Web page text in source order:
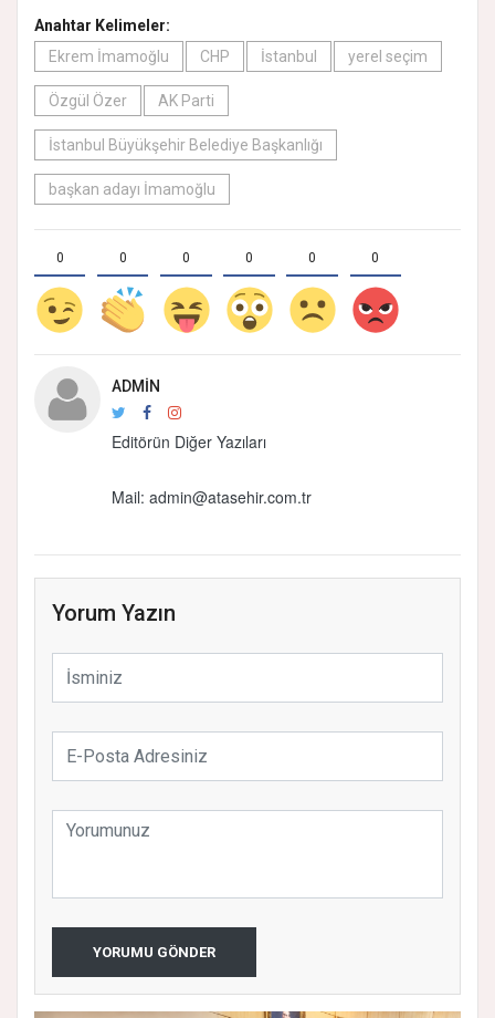
Anahtar Kelimeler:
Ekrem İmamoğlu
CHP İstanbul yerel seçim
Özgül Özer AK Parti
İstanbul Büyükşehir Belediye Başkanlığı
başkan adayı İmamoğlu
0 0 0 0 0 0
ADMIN
Editörün Diğer Yazıları
Mail: admin@atasehir.com.tr
Yorum Yazın
YORUMU GÖNDER